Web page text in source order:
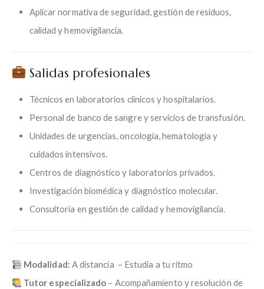
Aplicar normativa de seguridad, gestión de residuos,
calidad y hemovigilancia.
Salidas profesionales
Técnicos en laboratorios clínicos y hospitalarios.
Personal de banco de sangre y servicios de transfusión.
Unidades de urgencias, oncología, hematología y
cuidados intensivos.
Centros de diagnóstico y laboratorios privados.
Investigación biomédica y diagnóstico molecular.
Consultoría en gestión de calidad y hemovigilancia.
Modalidad: A distancia – Estudia a tu ritmo
Tutor especializado – Acompañamiento y resolución de